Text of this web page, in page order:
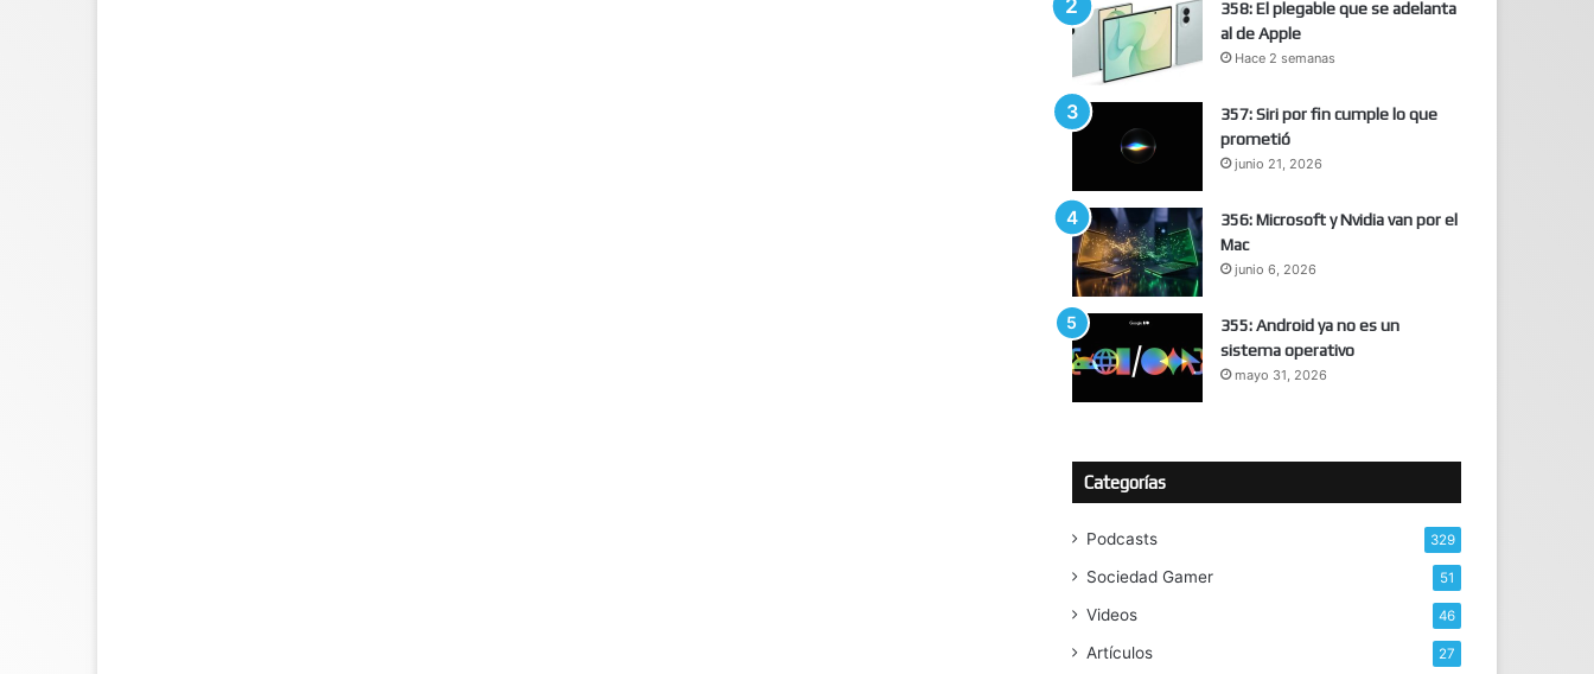
358: El plegable que se adelanta
al de Apple
Hace 2 semanas
357: Siri por fin cumple lo que
prometió
junio 21, 2026
356: Microsoft y Nvidia van por el
Mac
junio 6, 2026
355: Android ya no es un
sistema operativo
mayo 31, 2026
Categorías
Podcasts 329
Sociedad Gamer 51
Videos 46
Artículos 27